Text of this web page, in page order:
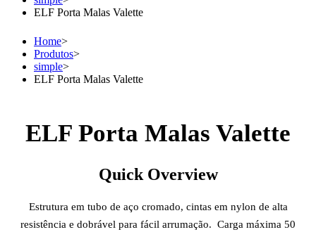
ELF Porta Malas Valette
Home>
Produtos>
simple>
ELF Porta Malas Valette
ELF Porta Malas Valette
Quick Overview
Estrutura em tubo de aço cromado, cintas em nylon de alta
resistência e dobrável para fácil arrumação. Carga máxima 50